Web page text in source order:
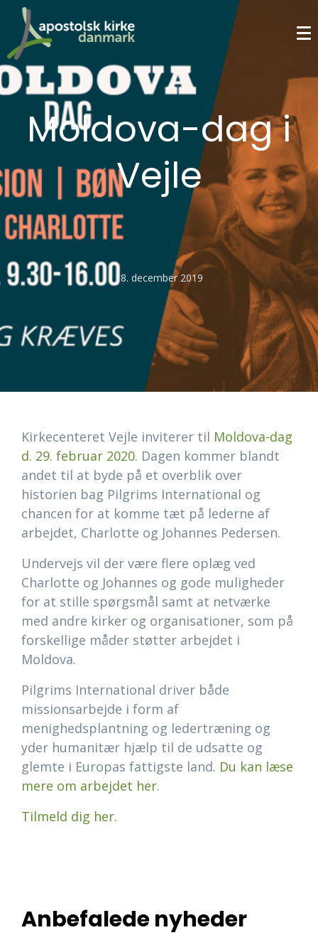
Moldova-dag i
Vejle
18. december 2019
Kirkecenteret Vejle inviterer til Moldova-dag
d. 29. februar 2020. Dagen kommer blandt
andet til at byde på et overblik over
historien bag Pilgrims International og
chancen for at komme tæt på lederne af
arbejdet, Charlotte og Johannes Pedersen.
Undervejs vil der være flere oplæg ved
Charlotte og Johannes og gode muligheder
for at stille spørgsmål samt at netværke
med andre kirker og organisationer, som på
forskellige måder støtter arbejdet i
Moldova.
Pilgrims International driver både
missionsarbejde i form af
menighedsplantning og ledertræning og
yder humanitær hjælp til de udsatte og
glemte i Europas fattigste land. Du kan læse
mere om arbejdet her.
Tilmeld dig her.
Anbefalede nyheder